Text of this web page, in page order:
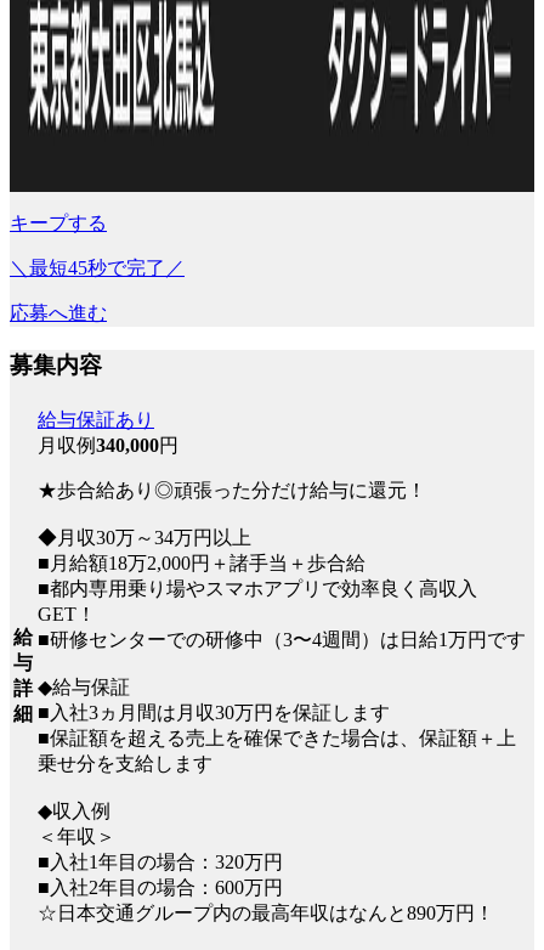
キープする
＼最短45秒で完了／
応募へ進む
募集内容
給
与
詳
細
給与保証あり
月収例340,000円
★歩合給あり◎頑張った分だけ給与に還元！
◆月収30万～34万円以上
■月給額18万2,000円＋諸手当＋歩合給
■都内専用乗り場やスマホアプリで効率良く高収入
GET！
■研修センターでの研修中（3〜4週間）は日給1万円です
◆給与保証
■入社3ヵ月間は月収30万円を保証します
■保証額を超える売上を確保できた場合は、保証額＋上
乗せ分を支給します
◆収入例
＜年収＞
■入社1年目の場合：320万円
■入社2年目の場合：600万円
☆日本交通グループ内の最高年収はなんと890万円！